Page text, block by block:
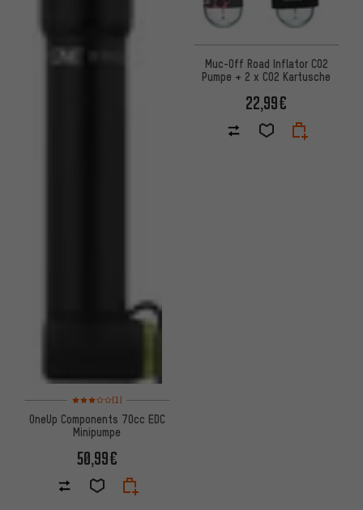
Bewertungen: 3 von 5 basierend auf 1 Bewertungen
(1)
OneUp Components 70cc EDC
Minipumpe
50,99€
Muc-Off Road Inflator CO2
Pumpe + 2 x CO2 Kartusche
22,99€